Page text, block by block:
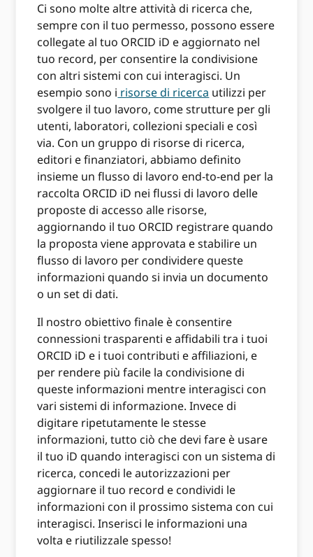
Ci sono molte altre attività di ricerca che,
sempre con il tuo permesso, possono essere
collegate al tuo ORCID iD e aggiornato nel
tuo record, per consentire la condivisione
con altri sistemi con cui interagisci. Un
esempio sono i risorse di ricerca utilizzi per
svolgere il tuo lavoro, come strutture per gli
utenti, laboratori, collezioni speciali e così
via. Con un gruppo di risorse di ricerca,
editori e finanziatori, abbiamo definito
insieme un flusso di lavoro end-to-end per la
raccolta ORCID iD nei flussi di lavoro delle
proposte di accesso alle risorse,
aggiornando il tuo ORCID registrare quando
la proposta viene approvata e stabilire un
flusso di lavoro per condividere queste
informazioni quando si invia un documento
o un set di dati.
Il nostro obiettivo finale è consentire
connessioni trasparenti e affidabili tra i tuoi
ORCID iD e i tuoi contributi e affiliazioni, e
per rendere più facile la condivisione di
queste informazioni mentre interagisci con
vari sistemi di informazione. Invece di
digitare ripetutamente le stesse
informazioni, tutto ciò che devi fare è usare
il tuo iD quando interagisci con un sistema di
ricerca, concedi le autorizzazioni per
aggiornare il tuo record e condividi le
informazioni con il prossimo sistema con cui
interagisci. Inserisci le informazioni una
volta e riutilizzale spesso!